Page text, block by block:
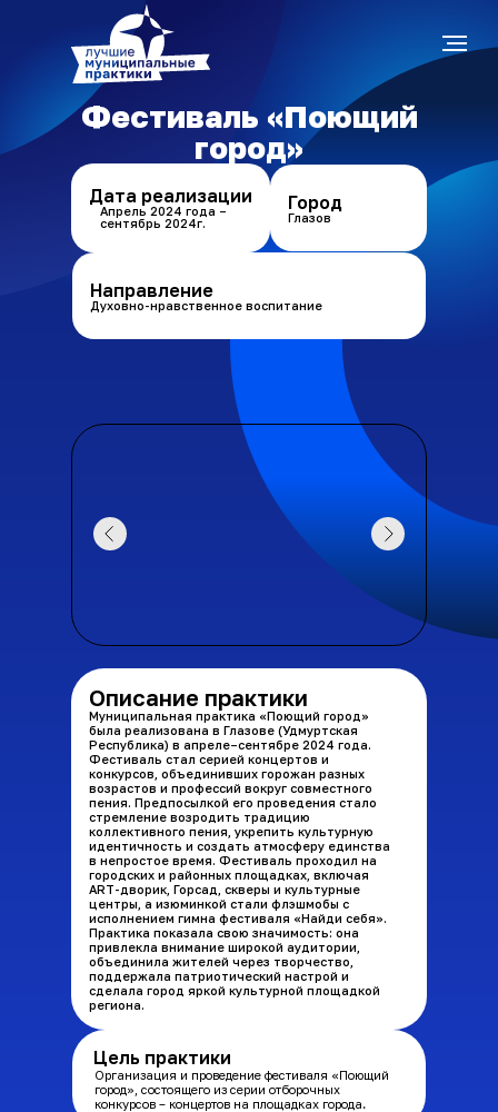
Описание практики
Муниципальная практика «Поющий город»
была реализована в Глазове (Удмуртская
Республика) в апреле–сентябре 2024 года.
Фестиваль стал серией концертов и
конкурсов, объединивших горожан разных
возрастов и профессий вокруг совместного
пения. Предпосылкой его проведения стало
стремление возродить традицию
коллективного пения, укрепить культурную
идентичность и создать атмосферу единства
в непростое время. Фестиваль проходил на
городских и районных площадках, включая
ART-дворик, Горсад, скверы и культурные
центры, а изюминкой стали флэшмобы с
исполнением гимна фестиваля «Найди себя».
Практика показала свою значимость: она
привлекла внимание широкой аудитории,
объединила жителей через творчество,
поддержала патриотический настрой и
сделала город яркой культурной площадкой
региона.
Цель практики
Организация и проведение фестиваля «Поющий
город», состоящего из серии отборочных
конкурсов – концертов на площадках города.
Фестиваль «Поющий
город»
Дата реализации
Апрель 2024 года –
сентябрь 2024г.
Город
Глазов
Направление
Духовно-нравственное воспитание